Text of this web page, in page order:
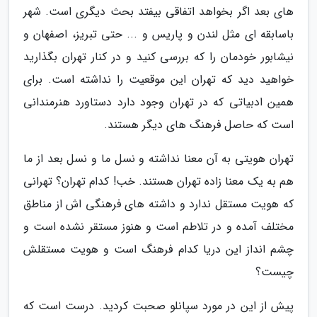
های بعد اگر بخواهد اتفاقی بیفتد بحث دیگری است. شهر
باسابقه ای مثل لندن و پاریس و ... حتی تبریز، اصفهان و
نیشابور خودمان را که بررسی کنید و در کنار تهران بگذارید
خواهید دید که تهران این موقعیت را نداشته است. برای
همین ادبیاتی که در تهران وجود دارد دستاورد هنرمندانی
است که حاصل فرهنگ های دیگر هستند.
تهران هویتی به آن معنا نداشته و نسل ما و نسل بعد از ما
هم به یک معنا زاده تهران هستند. خب! کدام تهران؟ تهرانی
که هویت مستقل ندارد و داشته های فرهنگی اش از مناطق
مختلف آمده و در تلاطم است و هنوز مستقر نشده است و
چشم انداز این دریا کدام فرهنگ است و هویت مستقلش
چیست؟
پیش از این در مورد سپانلو صحبت کردید. درست است که